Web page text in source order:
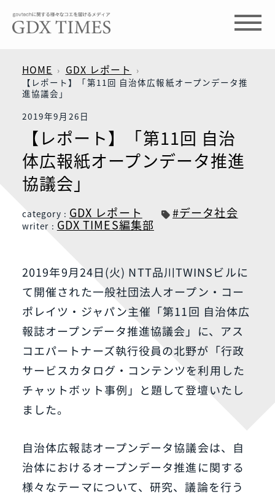
HOME GDX レポート
【レポート】「第11回 自治体広報紙オープンデータ推
進協議会」
2019年9月26日
【レポート】「第11回 自治
体広報紙オープンデータ推進
協議会」
category : GDX レポート #データ社会
writer : GDX TIMES編集部
2019年9月24日(火) NTT品川TWINSビルに
て開催された一般社団法人オープン・コー
ポレイツ・ジャパン主催「第11回 自治体広
報誌オープンデータ推進協議会」に、アス
コエパートナーズ執行役員の北野が「行政
サービスカタログ・コンテンツを利用した
チャットボット事例」と題して登壇いたし
ました。
自治体広報誌オープンデータ協議会は、自
治体におけるオープンデータ推進に関する
様々なテーマについて、研究、議論を行う